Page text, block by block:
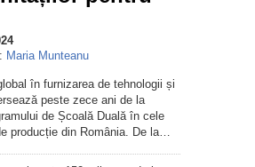
Maria Munteanu
în furnizarea de tehnologii și
peste zece ani de la
de Școală Duală în cele
producție din România. De la…